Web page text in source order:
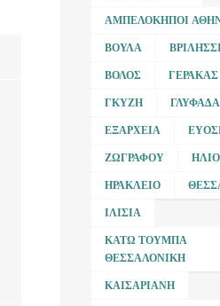
ΑΜΠΕΛΌΚΗΠΟΙ
ΒΟΎΛΑ
ΒΌΛΟΣ ΓΈΡΑΚΑΣ
ΓΚΎΖΗ ΓΛΥΦΆΔΑ
ΕΞΆΡΧΕΙΑ
ΖΩΓΡΆΦΟΥ
ΗΡΆΚΛΕΙΟ
ΙΛΊΣΙΑ
ΚΆΤΩ ΤΟΎΜΠΑ
ΘΕΣΣΑΛΟΝΊΚΗ
ΚΑΙΣΑΡΙΑΝΉ